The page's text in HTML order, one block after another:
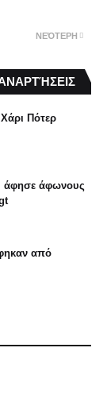
ΝΕΌΤΕΡΗ
Πότερ
άφησε άφωνους
από